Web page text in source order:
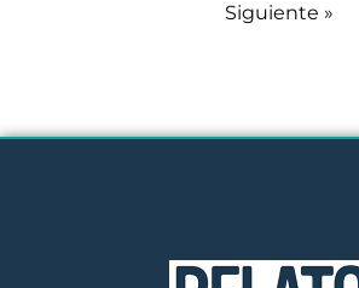
Siguiente »